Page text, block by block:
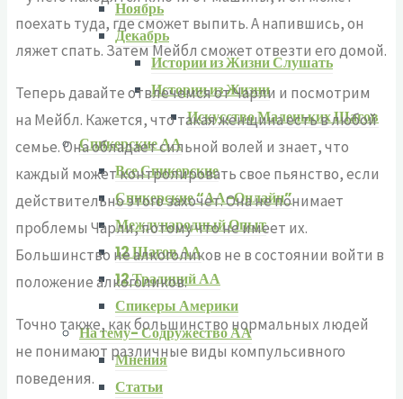
Ноябрь
Декабрь
Истории из Жизни Слушать
Истории из Жизни
Искусство Маленьких Шагов
Спикерские АА
Все Спикерские
Спикерские “АА-Онлайн”
Международный Опыт
12 Шагов АА
12 Традиций АА
Спикеры Америки
На тему- Содружество АА
Мнения
Статьи
поехать туда, где сможет выпить. А напившись, он
ляжет спать. Затем Мейбл сможет отвезти его домой.
Теперь давайте отвлечемся от Чарли и посмотрим
на Мейбл. Кажется, что такая женщина есть в любой
семье. Она обладает сильной волей и знает, что
каждый может контролировать свое пьянство, если
действительно этого захочет. Она не понимает
проблемы Чарли, потому что не имеет их.
Большинство не алкоголиков не в состоянии войти в
положение алкоголиков.
Точно также, как большинство нормальных людей
не понимают различные виды компульсивного
поведения.